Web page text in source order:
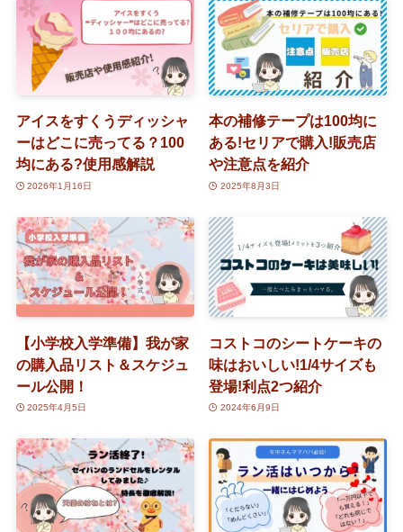
アイスをすくうディッシャ
ーはどこに売ってる？100
均にある?使用感解説
2026年1月16日
本の補修テープは100均に
ある!セリアで購入!販売店
や注意点を紹介
2025年8月3日
【小学校入学準備】我が家
の購入品リスト＆スケジュ
ール公開！
2025年4月5日
コストコのシートケーキの
味はおいしい!1/4サイズも
登場!利点2つ紹介
2024年6月9日